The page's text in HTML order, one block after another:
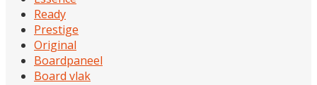
Ready
Prestige
Original
Boardpaneel
Board vlak